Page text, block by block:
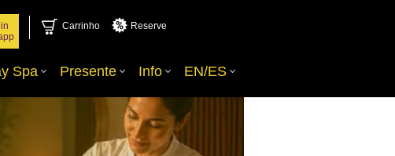
Carrinho Reserve
Spa Presente Info EN/ES